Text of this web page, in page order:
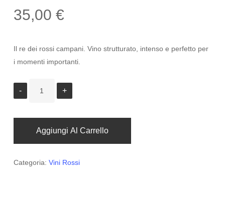
35,00 €
Il re dei rossi campani. Vino strutturato, intenso e perfetto per
i momenti importanti.
Aggiungi Al Carrello
Categoria: Vini Rossi